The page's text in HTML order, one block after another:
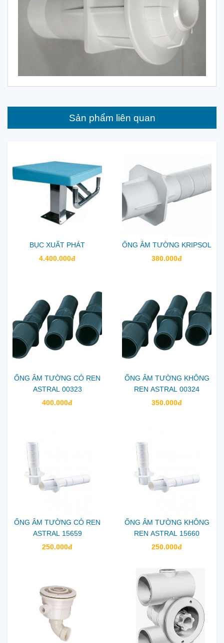
Sản phẩm liên quan
BỤC XUẤT PHÁT
4.400.000đ
ỐNG ÂM TƯỜNG KRIPSOL
380.000đ
ỐNG ÂM TƯỜNG CÓ REN
ASTRAL 00323
400.000đ
ỐNG ÂM TƯỜNG KHÔNG
REN ASTRAL 00324
350.000đ
ỐNG ÂM TƯỜNG CÓ REN
ASTRAL 15659
250.000đ
ỐNG ÂM TƯỜNG KHÔNG
REN ASTRAL 15660
250.000đ